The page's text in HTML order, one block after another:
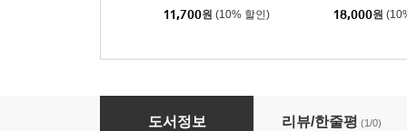
11,700원 (10% 할인) 18,000원
최정환 공무원 생물, 생물학개론 기출 700제
도서정보 리뷰/한줄평 (1/0)